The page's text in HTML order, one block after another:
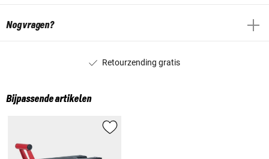
Nog vragen?
Retourzending gratis
Bijpassende artikelen